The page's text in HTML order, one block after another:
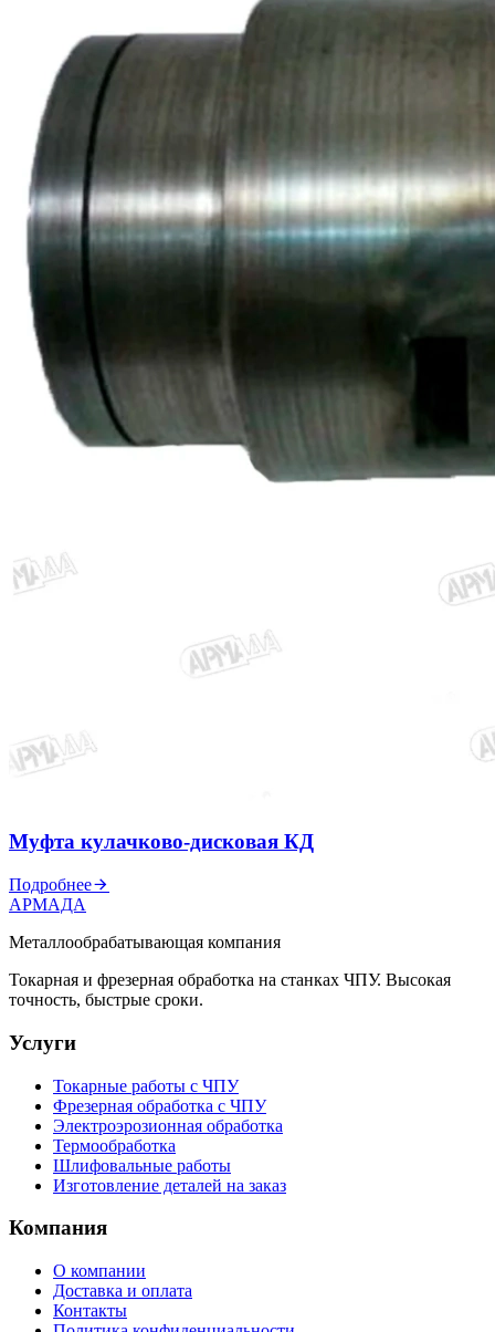
Муфта кулачково-дисковая КД
Подробнее
АРМАДА
Металлообрабатывающая компания
Токарная и фрезерная обработка на станках ЧПУ. Высокая
точность, быстрые сроки.
Услуги
Токарные работы с ЧПУ
Фрезерная обработка с ЧПУ
Электроэрозионная обработка
Термообработка
Шлифовальные работы
Изготовление деталей на заказ
Компания
О компании
Доставка и оплата
Контакты